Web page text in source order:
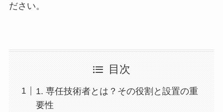
ださい。
目次
1. 専任技術者とは？その役割と設置の重
要性